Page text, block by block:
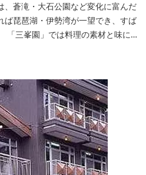
、蒼滝・大石公園など変化に富んだ
ば琵琶湖・伊勢湾が一望でき、すば
「三峯園」では料理の素材と味にも
す景観と、いい湯、いい味、めぐ